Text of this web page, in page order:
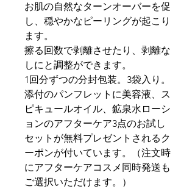
お肌の自然なターンオーバーを促
し、穏やかなピーリングが起こり
ます。
擦る回数で剥離させたり、剥離な
しにと調整ができます。
1回分ずつの分封包装。3袋入り。
添付のパンフレットに美容液、ス
ピキュールオイル、鉱泉水ローシ
ョンのアフターケア3点のお試し
セットが無料プレゼントされるク
ーポンが付いています。（注文時
にアフターケアコスメ同時発送も
ご選択いただけます。）